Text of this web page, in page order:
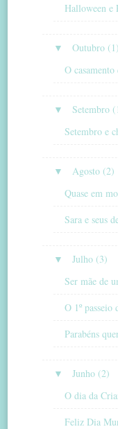
Halloween e
▼
Outubro (1)
O casamento
▼
Setembro
Setembro e
▼
Agosto (2)
Quase em
Sara e seus
▼
Julho (3)
Ser mãe de
O 1º passeio
Parabéns
▼
Junho (2)
O dia da
Feliz Dia